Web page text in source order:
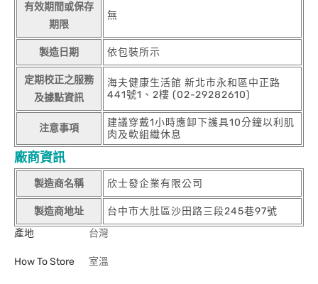
有效期間或保存
期限
無
製造日期 依包裝所示
定期校正之服務
及據點資訊
海夫健康生活館 新北市永和區中正路
441號1、2樓 (02-29282610)
注意事項
建議穿戴1小時應卸下護具10分鐘以利肌
肉及軟組織休息
廠商資訊
製造商名稱 欣士發企業有限公司
製造商地址
台中市大肚區沙田路三段245巷97號
產地
台灣
How To Store 室溫